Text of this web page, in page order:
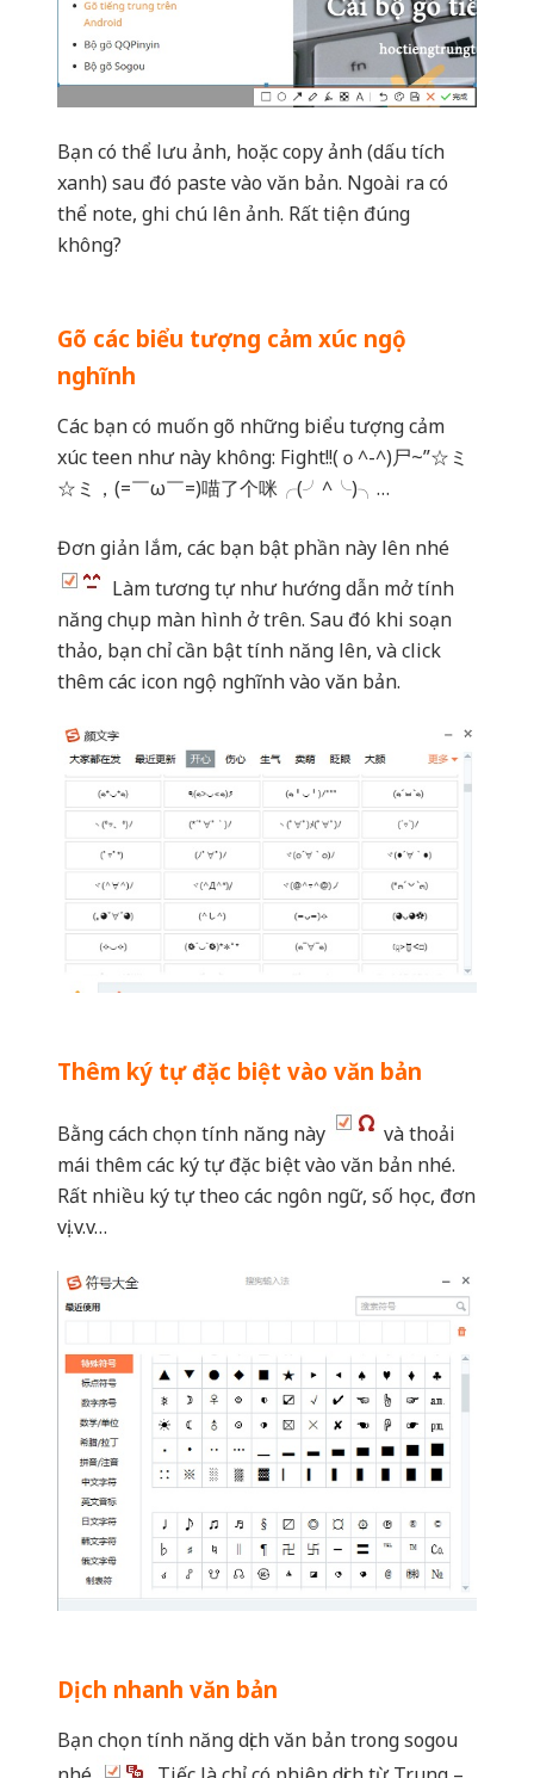
xanh) sau đó paste vào văn bản. Ngoài ra có
thể note, ghi chú lên ảnh. Rất tiện đúng
không?
Gõ các biểu tượng cảm xúc ngộ
nghĩnh
☆ミ，(=￣ω￣=)喵了个咪╭(╯^╰)╮…
Đơn giản lắm, các bạn bật phần này lên nhé
Làm tương tự như hướng dẫn mở tính
năng chụp màn hình ở trên. Sau đó khi soạn
thảo, bạn chỉ cần bật tính năng lên, và click
Thêm ký tự đặc biệt vào văn bản
Bằng cách chọn tính năng này
vị..v.v…
Dịch nhanh văn bản
Bạn chọn tính năng dịch văn bản trong sogou
nhé
thôi. Nhưng thế cũng rất lợi cho các bạn học
cùng lúc hai tiếng Trung và Anh rồi.